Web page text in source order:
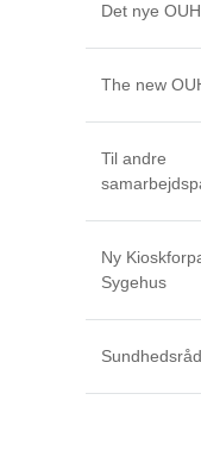
Det nye OUH
The new
Til andre
Ny
Sygehus